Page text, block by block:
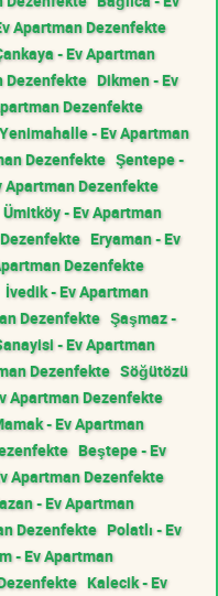
Apartman Dezenfekte
- Ev Apartman
Dezenfekte Dikmen - Ev
Dezenfekte
Yenimahalle - Ev Apartman
Dezenfekte Şentepe -
Apartman Dezenfekte
Ümitköy - Ev Apartman
Eryaman - Ev
Dezenfekte
İvedik - Ev Apartman
Dezenfekte Şaşmaz -
- Ev Apartman
Dezenfekte Söğütözü
Apartman Dezenfekte
- Ev Apartman
Beştepe - Ev
Apartman Dezenfekte
- Ev Apartman
Dezenfekte Polatlı - Ev
- Ev Apartman
Kalecik - Ev